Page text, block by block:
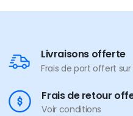
Livraisons offerte
Frais de port offert
Frais de retour
Voir conditions